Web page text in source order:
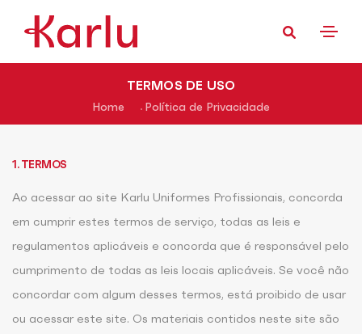
TERMOS DE USO
Home Política de Privacidade
1. TERMOS
Ao acessar ao site Karlu Uniformes Profissionais, concorda
em cumprir estes termos de serviço, todas as leis e
regulamentos aplicáveis e concorda que é responsável pelo
cumprimento de todas as leis locais aplicáveis. Se você não
concordar com algum desses termos, está proibido de usar
ou acessar este site. Os materiais contidos neste site são